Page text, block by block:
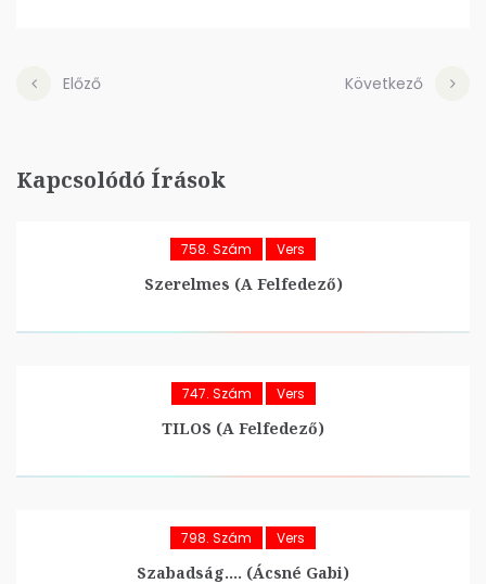
Előző Következő
Kapcsolódó Írások
758. Szám Vers
Szerelmes (A Felfedező)
747. Szám Vers
TILOS (A Felfedező)
798. Szám Vers
Szabadság…. (Ácsné Gabi)